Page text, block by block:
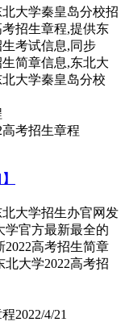
大学秦皇岛分校招
招生章程,提供东
考试信息,同步
简章信息,东北大
大学秦皇岛分校
考招生章程
大学招生办官网发
学官方最新最全的
2022高考招生简章
大学2022高考招
2022/4/21